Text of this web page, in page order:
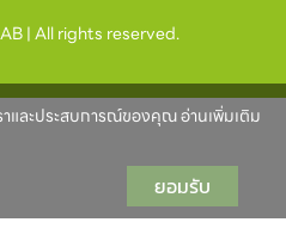
| All rights reserved.
าและประสบการณ์ของคุณ อ่านเพิ่มเติม
ยอมรับ